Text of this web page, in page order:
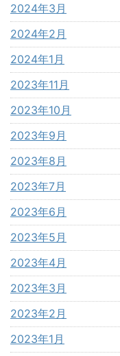
2024年3月
2024年2月
2024年1月
2023年11月
2023年10月
2023年9月
2023年8月
2023年7月
2023年6月
2023年5月
2023年4月
2023年3月
2023年2月
2023年1月